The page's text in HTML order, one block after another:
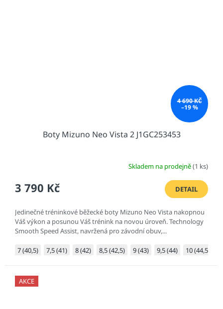
4 690 KČ
–19 %
Boty Mizuno Neo Vista 2 J1GC253453
Skladem na prodejně(1 ks)
3 790 Kč DETAIL
Jedinečné tréninkové běžecké boty Mizuno Neo Vista nakopnou
Váš výkon a posunou Váš trénink na novou úroveň. Technology
Smooth Speed Assist, navržená pro závodní obuv,...
7 (40,5) 7,5 (41) 8 (42) 8,5 (42,5) 9 (43) 9,5 (44) 10 (44,5)
AKCE